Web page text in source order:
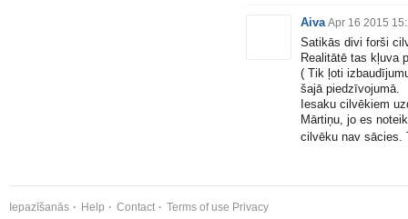
Aiva Apr 16 2015
Satikās divi forši
Realitātē tas kļuva
( Tik ļoti
šajā piedzīvojumā.
Iesaku cilvēkiem
Mārtiņu, jo es
cilvēku nav sācies.
Iepazīšanās Help Contact Terms of use Privacy